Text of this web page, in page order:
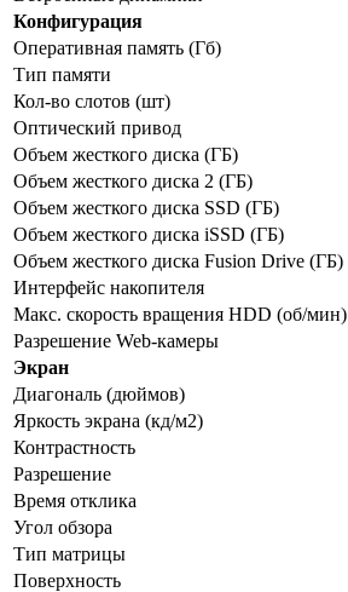
Конфигурация
Оперативная память (Гб)
Тип памяти
Кол-во слотов (шт)
Оптический привод
Объем жесткого диска (ГБ)
Объем жесткого диска 2 (ГБ)
Объем жесткого диска SSD (ГБ)
Объем жесткого диска iSSD (ГБ)
Объем жесткого диска Fusion Drive (ГБ)
Интерфейс накопителя
Макс. скорость вращения HDD (об/мин)
Разрешение Web-камеры
Экран
Диагональ (дюймов)
Яркость экрана (кд/м2)
Контрастность
Разрешение
Время отклика
Угол обзора
Тип матрицы
Поверхность